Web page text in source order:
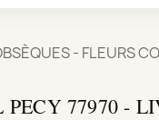
- FLEURS
77970 -